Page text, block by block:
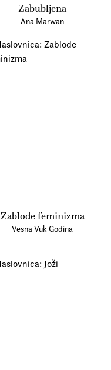
Zabubljena
Ana Marwan
Zablode feminizma
Vesna Vuk Godina